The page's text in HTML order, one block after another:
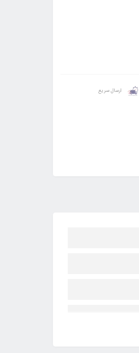
ارسال سریع